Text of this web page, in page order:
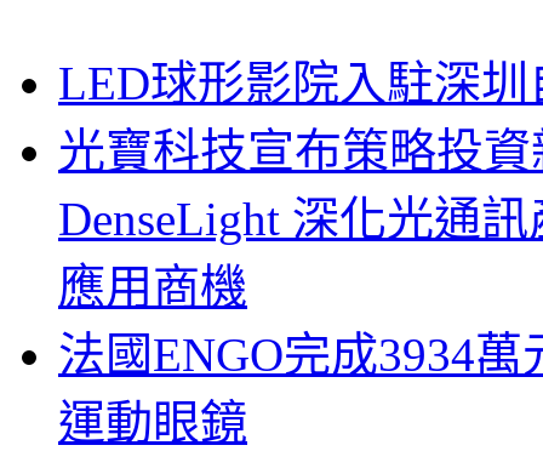
LED球形影院入駐深
光寶科技宣布策略投
DenseLight 深化光通
應用商機
法國ENGO完成3934
運動眼鏡